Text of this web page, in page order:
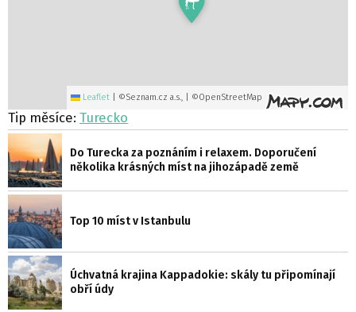
Leaflet ©Seznam.cz a.s., | ©OpenStreetMap
Tip měsíce: Turecko
Do Turecka za poznáním i relaxem. Doporučení
několika krásných míst na jihozápadě země
Top 10 míst v Istanbulu
Úchvatná krajina Kappadokie: skály tu připomínají
obří údy